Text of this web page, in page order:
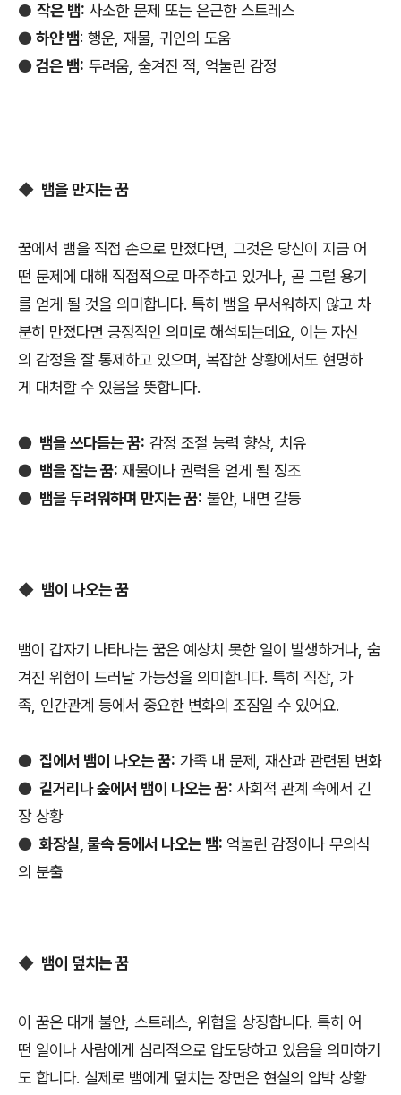
● 작은 뱀: 사소한 문제 또는 은근한 스트레스
●하얀 뱀: 행운, 재물, 귀인의 도움
●검은 뱀: 두려움, 숨겨진 적, 억눌린 감정
◆ 뱀을 만지는 꿈
꿈에서 뱀을 직접 손으로 만졌다면, 그것은 당신이 지금 어
떤 문제에 대해 직접적으로 마주하고 있거나, 곧 그럴 용기
를 얻게 될 것을 의미합니다. 특히 뱀을 무서워하지 않고 차
분히 만졌다면 긍정적인 의미로 해석되는데요, 이는 자신
의 감정을 잘 통제하고 있으며, 복잡한 상황에서도 현명하
게 대처할 수 있음을 뜻합니다.
● 뱀을 쓰다듬는 꿈: 감정 조절 능력 향상, 치유
● 뱀을 잡는 꿈: 재물이나 권력을 얻게 될 징조
● 뱀을 두려워하며 만지는 꿈: 불안, 내면 갈등
◆ 뱀이 나오는 꿈
뱀이 갑자기 나타나는 꿈은 예상치 못한 일이 발생하거나, 숨
겨진 위험이 드러날 가능성을 의미합니다. 특히 직장, 가
족, 인간관계 등에서 중요한 변화의 조짐일 수 있어요.
● 집에서 뱀이 나오는 꿈: 가족 내 문제, 재산과 관련된 변화
● 길거리나 숲에서 뱀이 나오는 꿈: 사회적 관계 속에서 긴
장 상황
● 화장실, 물속 등에서 나오는 뱀: 억눌린 감정이나 무의식
의 분출
◆ 뱀이 덮치는 꿈
이 꿈은 대개 불안, 스트레스, 위협을 상징합니다. 특히 어
떤 일이나 사람에게 심리적으로 압도당하고 있음을 의미하기
도 합니다. 실제로 뱀에게 덮치는 장면은 현실의 압박 상황